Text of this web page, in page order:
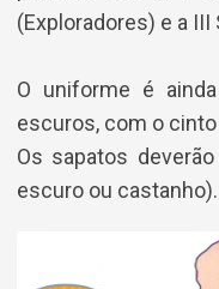
(Exploradores) e a
O uniforme é
escuros, com o
Os sapatos
escuro ou castanho).